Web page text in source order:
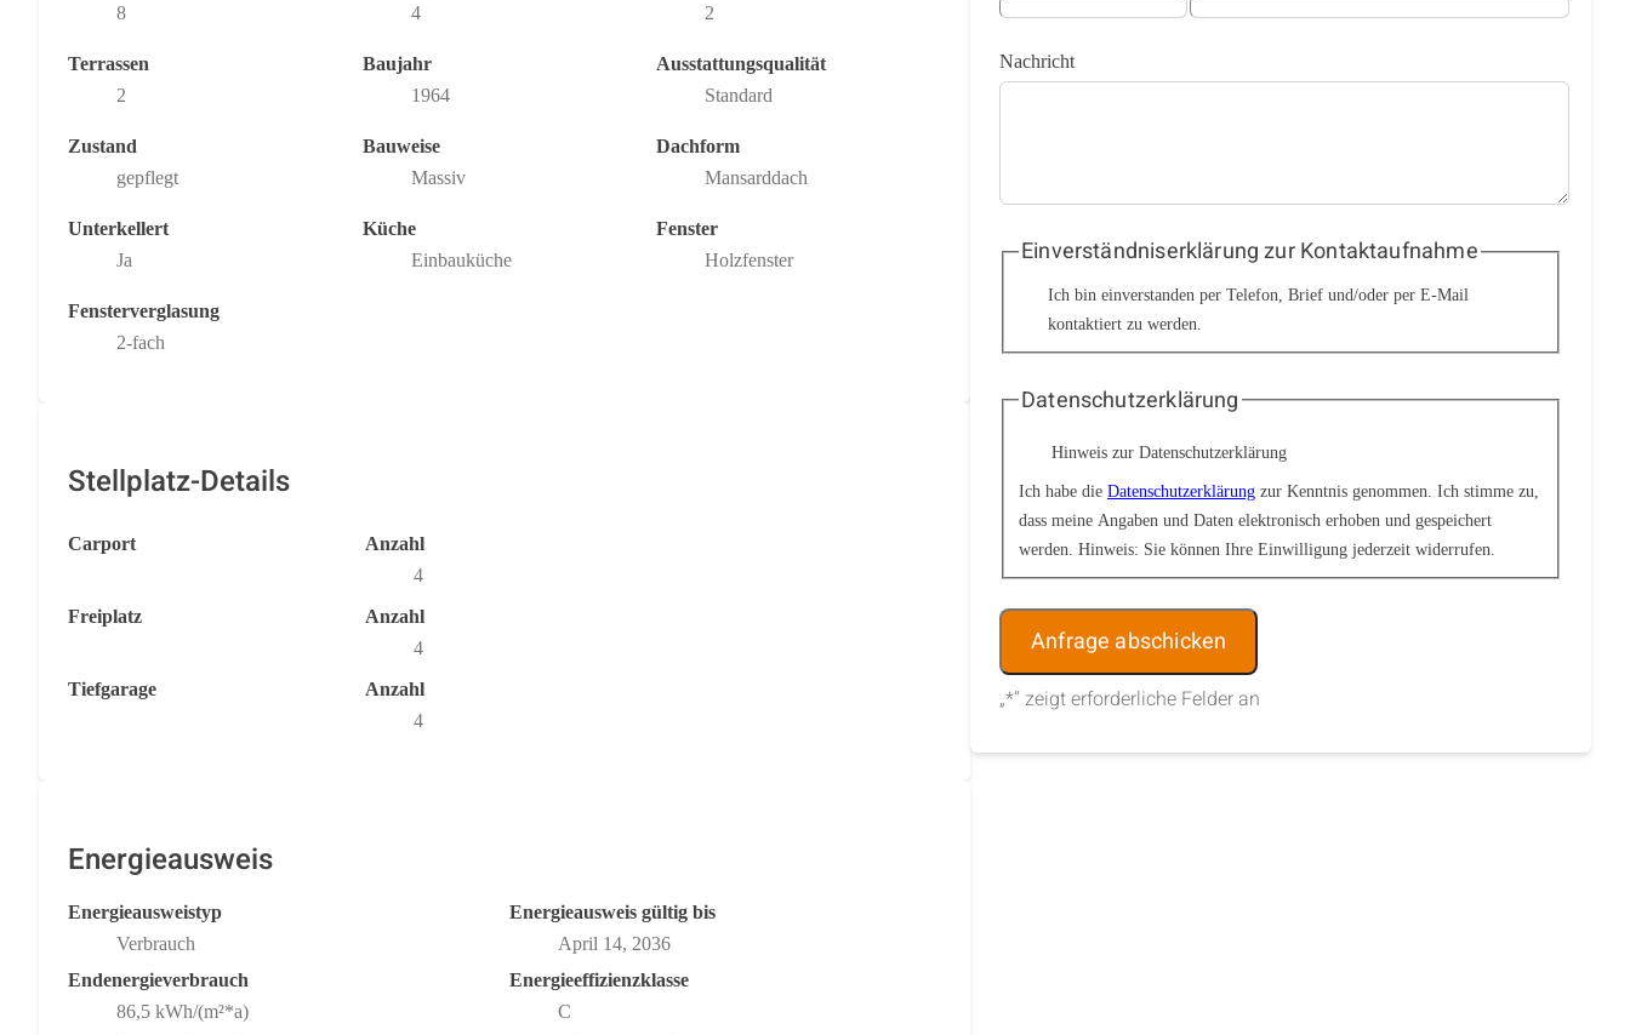
8
4
2
Terrassen
2
Baujahr
1964
Ausstattungsqualität
Standard
Zustand
gepflegt
Bauweise
Massiv
Dachform
Mansarddach
Unterkellert
Ja
Küche
Einbauküche
Fenster
Holzfenster
Fensterverglasung
2-fach
Stellplatz-Details
Carport
Anzahl
4
Freiplatz
Anzahl
4
Tiefgarage
Anzahl
4
Energieausweis
Energieausweistyp
Verbrauch
Energieausweis gültig bis
April 14, 2036
Endenergieverbrauch
86,5 kWh/(m²*a)
Energieeffizienzklasse
C
„*“ zeigt erforderliche Felder an
Nachricht
Einverständniserklärung zur Kontaktaufnahme
Ich bin einverstanden per Telefon, Brief und/oder per E-Mail
kontaktiert zu werden.
Datenschutzerklärung
Hinweis zur Datenschutzerklärung
Ich habe die Datenschutzerklärung zur Kenntnis genommen. Ich stimme zu,
dass meine Angaben und Daten elektronisch erhoben und gespeichert
werden. Hinweis: Sie können Ihre Einwilligung jederzeit widerrufen.